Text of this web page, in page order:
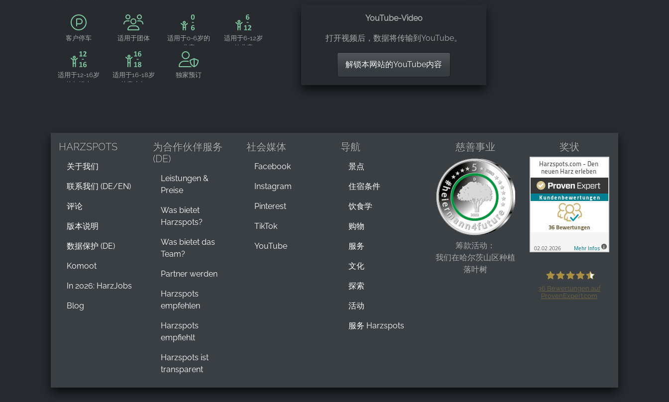
客户停车 适用于团体
适用于0-6岁的
儿童
适用于6-12岁
的儿童
适用于12-16岁
的年轻人
适用于16-18岁
的青少年
独家预订
YouTube-Video
打开视频后，数据将传输到YouTube。
解锁本网站的YouTube内容
HARZSPOTS
关于我们
联系我们 (DE/EN)
评论
版本说明
数据保护 (DE)
Komoot
In 2026: HarzJobs
Blog
为合作伙伴服务
(DE)
Leistungen &
Preise
Was bietet
Harzspots?
Was bietet das
Team?
Partner werden
Harzspots
empfehlen
Harzspots
empfiehlt
Harzspots ist
transparent
社会媒体
Facebook
Instagram
Pinterest
TikTok
YouTube
导航
景点
住宿条件
饮食学
购物
服务
文化
探索
活动
服务 Harzspots
慈善事业
筹款活动：
我们在哈尔茨山区种植
落叶树
奖状
36 Bewertungen auf
ProvenExpert.com